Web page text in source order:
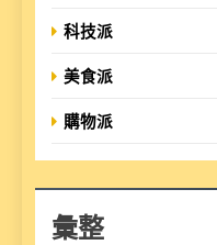
科技派
美食派
購物派
彙整